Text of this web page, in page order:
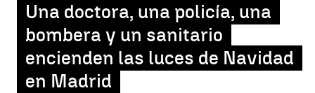
Una doctora, una policía, una
bombera y un sanitario
encienden las luces de Navidad
en Madrid